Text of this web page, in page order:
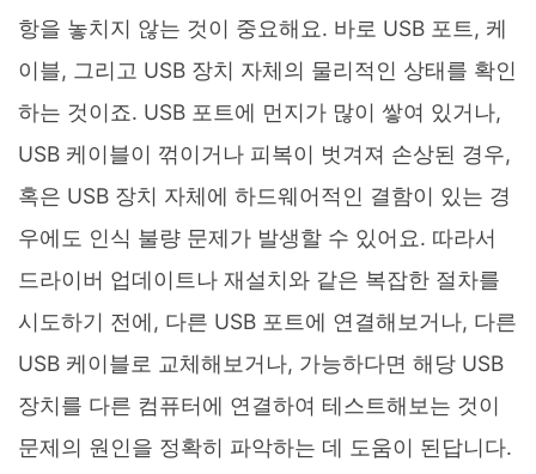
항을 놓치지 않는 것이 중요해요. 바로 USB 포트, 케
이블, 그리고 USB 장치 자체의 물리적인 상태를 확인
하는 것이죠. USB 포트에 먼지가 많이 쌓여 있거나,
USB 케이블이 꺾이거나 피복이 벗겨져 손상된 경우,
혹은 USB 장치 자체에 하드웨어적인 결함이 있는 경
우에도 인식 불량 문제가 발생할 수 있어요. 따라서
드라이버 업데이트나 재설치와 같은 복잡한 절차를
시도하기 전에, 다른 USB 포트에 연결해보거나, 다른
USB 케이블로 교체해보거나, 가능하다면 해당 USB
장치를 다른 컴퓨터에 연결하여 테스트해보는 것이
문제의 원인을 정확히 파악하는 데 도움이 된답니다.